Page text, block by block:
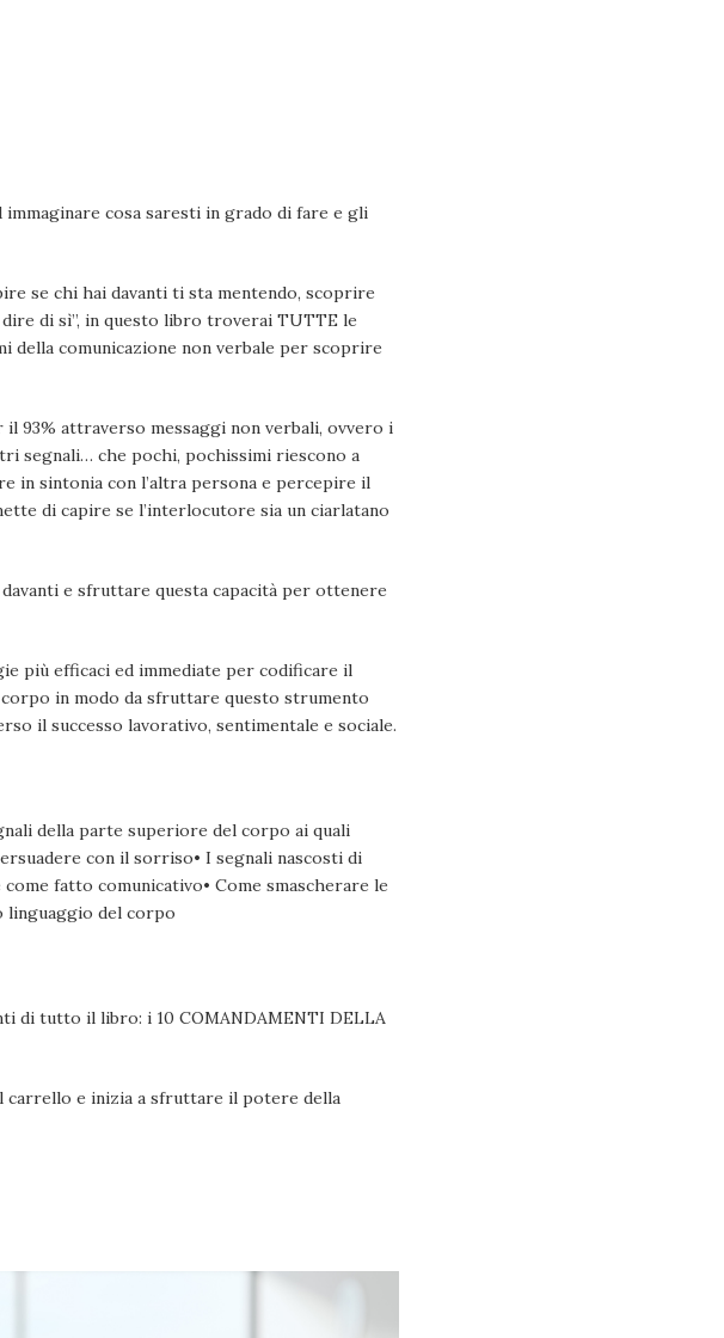
immaginare cosa saresti in grado di fare e gli
se chi hai davanti ti sta mentendo, scoprire
di sì”, in questo libro troverai TUTTE le
della comunicazione non verbale per scoprire
93% attraverso messaggi non verbali, ovvero i
segnali… che pochi, pochissimi riescono a
in sintonia con l’altra persona e percepire il
di capire se l’interlocutore sia un ciarlatano
e sfruttare questa capacità per ottenere
più efficaci ed immediate per codificare il
in modo da sfruttare questo strumento
il successo lavorativo, sentimentale e sociale.
della parte superiore del corpo ai quali
con il sorriso• I segnali nascosti di
fatto comunicativo• Come smascherare le
linguaggio del corpo
di tutto il libro: i 10 COMANDAMENTI DELLA
carrello e inizia a sfruttare il potere della